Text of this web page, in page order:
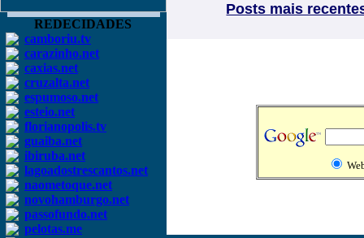
REDECIDADES
camboriu.tv
carazinho.net
caxias.net
cruzalta.net
espumoso.net
esteio.net
florianopolis.tv
guaiba.net
ibiruba.net
lagoadostrescantos.net
naometoque.net
novohamburgo.net
passofundo.net
pelotas.me
Posts mais